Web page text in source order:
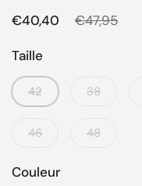
Prix régulier
€40,40 Prix de
€47,95
Taille
42 38
46 48
Couleur